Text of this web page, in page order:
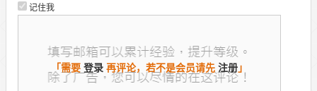
记住我
「需要 登录 再评论，若不是会员请先 注册」